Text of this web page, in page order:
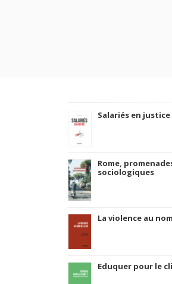
Salariés en justice
Rome,
sociologiques
La violence au
Eduquer pour le